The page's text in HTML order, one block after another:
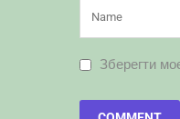
Зберегти